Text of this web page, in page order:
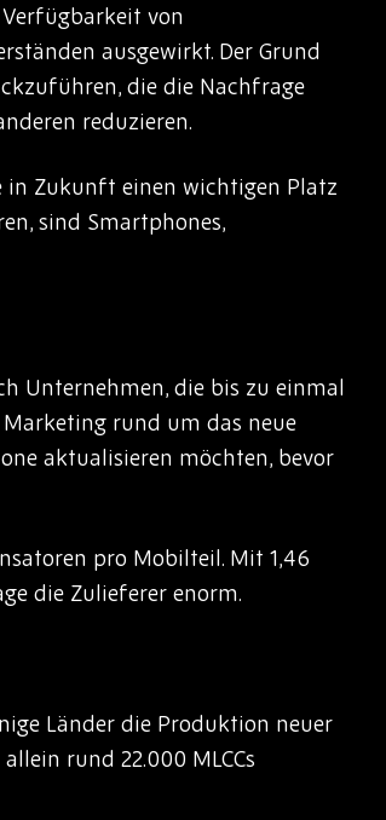
von
ausgewirkt. Der Grund
die die Nachfrage
reduzieren.
in Zukunft einen wichtigen Platz
sind Smartphones,
Unternehmen, die bis zu einmal
rund um das neue
aktualisieren möchten, bevor
pro Mobilteil. Mit 1,46
die Zulieferer enorm.
Länder die Produktion neuer
rund 22.000 MLCCs